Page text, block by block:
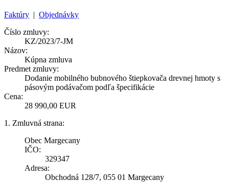
Faktúry | Objednávky
Číslo zmluvy:
KZ/2023/7-JM
Názov:
Kúpna zmluva
Predmet zmluvy:
Dodanie mobilného bubnového štiepkovača drevnej hmoty s
pásovým podávačom podľa špecifikácie
Cena:
28 990,00 EUR
1. Zmluvná strana:
Obec Margecany
IČO:
329347
Adresa:
Obchodná 128/7, 055 01 Margecany